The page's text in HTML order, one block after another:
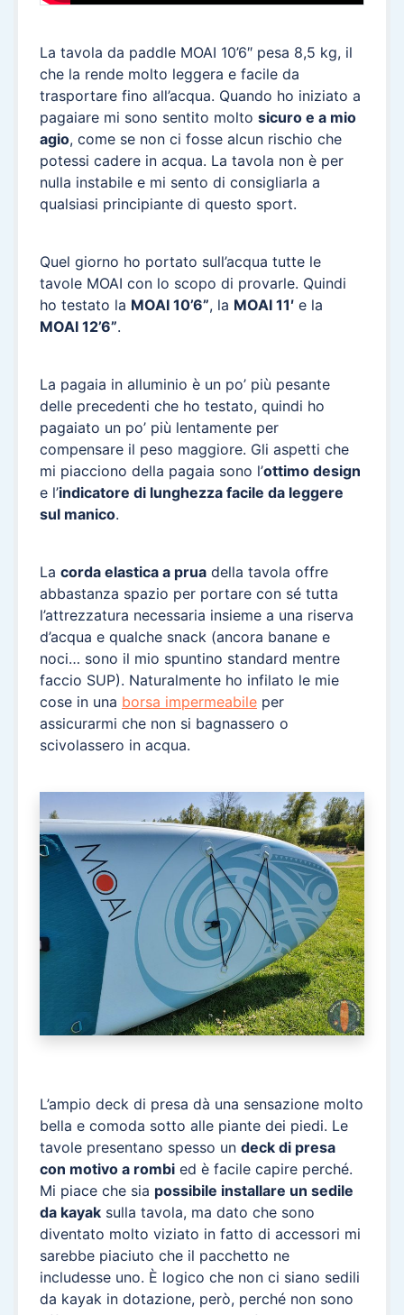
La tavola da paddle MOAI 10’6″ pesa 8,5 kg, il
che la rende molto leggera e facile da
trasportare fino all’acqua. Quando ho iniziato a
pagaiare mi sono sentito molto sicuro e a mio
agio, come se non ci fosse alcun rischio che
potessi cadere in acqua. La tavola non è per
nulla instabile e mi sento di consigliarla a
qualsiasi principiante di questo sport.
Quel giorno ho portato sull’acqua tutte le
tavole MOAI con lo scopo di provarle. Quindi
ho testato la MOAI 10’6”, la MOAI 11′ e la
MOAI 12’6”.
La pagaia in alluminio è un po’ più pesante
delle precedenti che ho testato, quindi ho
pagaiato un po’ più lentamente per
compensare il peso maggiore. Gli aspetti che
mi piacciono della pagaia sono l’ottimo design
e l’indicatore di lunghezza facile da leggere
sul manico.
La corda elastica a prua della tavola offre
abbastanza spazio per portare con sé tutta
l’attrezzatura necessaria insieme a una riserva
d’acqua e qualche snack (ancora banane e
noci… sono il mio spuntino standard mentre
faccio SUP). Naturalmente ho infilato le mie
cose in una borsa impermeabile per
assicurarmi che non si bagnassero o
scivolassero in acqua.
L’ampio deck di presa dà una sensazione molto
bella e comoda sotto alle piante dei piedi. Le
tavole presentano spesso un deck di presa
con motivo a rombi ed è facile capire perché.
Mi piace che sia possibile installare un sedile
da kayak sulla tavola, ma dato che sono
diventato molto viziato in fatto di accessori mi
sarebbe piaciuto che il pacchetto ne
includesse uno. È logico che non ci siano sedili
da kayak in dotazione, però, perché non sono